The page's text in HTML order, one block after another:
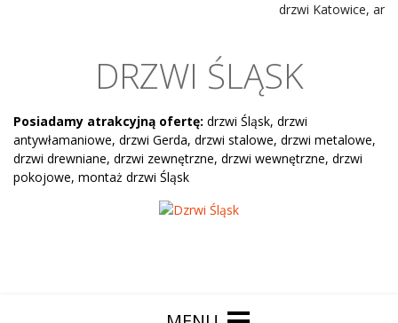
drzwi Katowice,
DRZWI ŚLĄSK
Posiadamy atrakcyjną ofertę: drzwi Śląsk, drzwi
antywłamaniowe, drzwi Gerda, drzwi stalowe, drzwi metalowe,
drzwi drewniane, drzwi zewnętrzne, drzwi wewnętrzne, drzwi
pokojowe, montaż drzwi Śląsk